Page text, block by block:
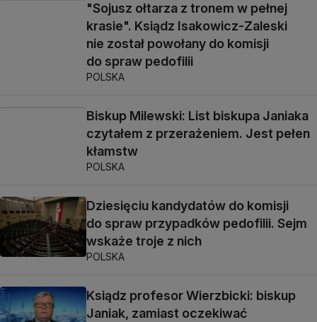
"Sojusz ołtarza z tronem w pełnej
krasie". Ksiądz Isakowicz-Zaleski
nie został powołany do komisji
do spraw pedofilii
POLSKA
Biskup Milewski: List biskupa Janiaka
czytałem z przerażeniem. Jest pełen
kłamstw
POLSKA
Dziesięciu kandydatów do komisji
do spraw przypadków pedofilii. Sejm
wskaże troje z nich
POLSKA
Ksiądz profesor Wierzbicki: biskup
Janiak, zamiast oczekiwać